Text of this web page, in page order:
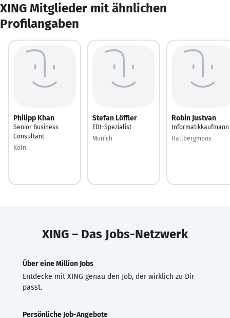
XING Mitglieder mit ähnlichen
Profilangaben
Philipp Khan
Senior Business
Consultant
Köln
Stefan Löffler
EDI-Spezialist
Munich
Robin Justvan
Informatikkaufmann
Hallbergmoos
XING – Das Jobs-Netzwerk
Über eine Million Jobs
Entdecke mit XING genau den Job, der wirklich zu Dir
passt.
Persönliche Job-Angebote